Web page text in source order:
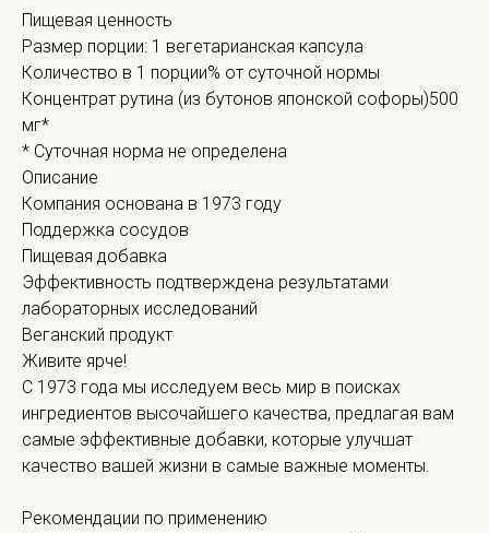
Пищевая ценность
Размер порции: 1 вегетарианская капсула
Количество в 1 порции% от суточной нормы
Концентрат рутина (из бутонов японской софоры)500
мг*
* Суточная норма не определена
Описание
Компания основана в 1973 году
Поддержка сосудов
Пищевая добавка
Эффективность подтверждена результатами
лабораторных исследований
Веганский продукт
Живите ярче!
С 1973 года мы исследуем весь мир в поисках
ингредиентов высочайшего качества, предлагая вам
самые эффективные добавки, которые улучшат
качество вашей жизни в самые важные моменты.
Рекомендации по применению